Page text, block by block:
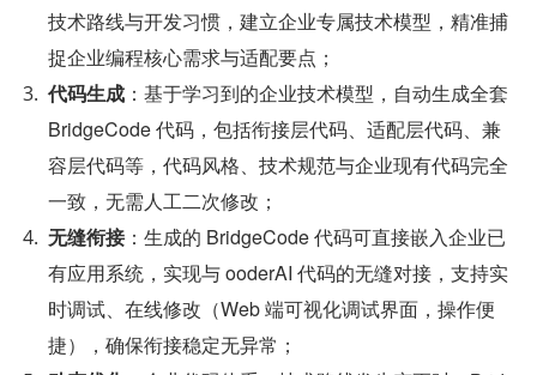
技术路线与开发习惯，建立企业专属技术模型，精准捕
捉企业编程核心需求与适配要点；
代码生成 ：基于学习到的企业技术模型，自动生成全套
BridgeCode 代码，包括衔接层代码、适配层代码、兼
容层代码等，代码风格、技术规范与企业现有代码完全
一致，无需人工二次修改；
无缝衔接：生成的 BridgeCode 代码可直接嵌入企业已
有应用系统，实现与 ooderAI 代码的无缝对接，支持实
时调试、在线修改（Web 端可视化调试界面，操作便
捷），确保衔接稳定无异常；